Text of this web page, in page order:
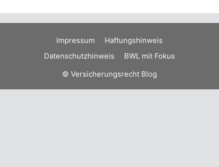
Impressum
Haftungshinweis
Datenschutzhinweis
BWL mit Fokus
© Versicherungsrecht Blog